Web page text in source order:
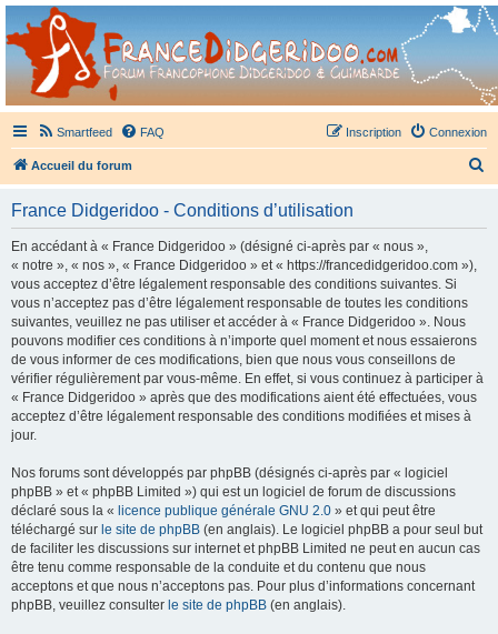
France Didgeridoo
Didgeridoo et Guimbarde sur France Didgeridoo - retrouvez la communauté.
Smartfeed FAQ Connexion
Inscription
Accueil du forum
France Didgeridoo - Conditions d’utilisation
En accédant à « France Didgeridoo » (désigné ci-après par « nous »,
« notre », « nos », « France Didgeridoo » et « https://francedidgeridoo.com »),
vous acceptez d’être légalement responsable des conditions suivantes. Si
vous n’acceptez pas d’être légalement responsable de toutes les conditions
suivantes, veuillez ne pas utiliser et accéder à « France Didgeridoo ». Nous
pouvons modifier ces conditions à n’importe quel moment et nous essaierons
de vous informer de ces modifications, bien que nous vous conseillons de
vérifier régulièrement par vous-même. En effet, si vous continuez à participer à
« France Didgeridoo » après que des modifications aient été effectuées, vous
acceptez d’être légalement responsable des conditions modifiées et mises à
jour.
Nos forums sont développés par phpBB (désignés ci-après par « logiciel
phpBB » et « phpBB Limited ») qui est un logiciel de forum de discussions
déclaré sous la « licence publique générale GNU 2.0 » et qui peut être
téléchargé sur le site de phpBB (en anglais). Le logiciel phpBB a pour seul but
de faciliter les discussions sur internet et phpBB Limited ne peut en aucun cas
être tenu comme responsable de la conduite et du contenu que nous
acceptons et que nous n’acceptons pas. Pour plus d’informations concernant
phpBB, veuillez consulter le site de phpBB (en anglais).